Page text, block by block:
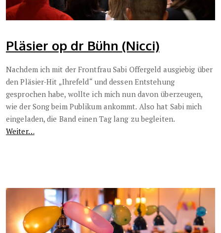
Pläsier op dr Bühn (Nicci)
Nachdem ich mit der Frontfrau Sabi Offergeld ausgiebig über
den Pläsier-Hit „Ihrefeld“ und dessen Entstehung
gesprochen habe, wollte ich mich nun davon überzeugen,
wie der Song beim Publikum ankommt. Also hat Sabi mich
eingeladen, die Band einen Tag lang zu begleiten.
Weiter…